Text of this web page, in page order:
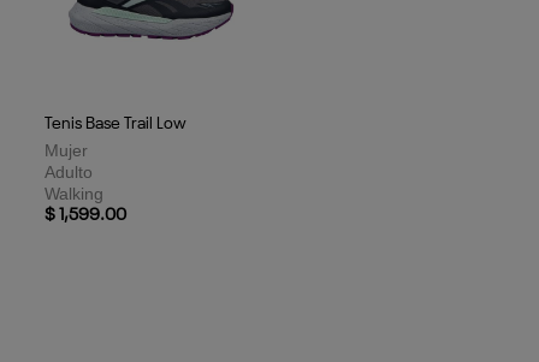
Tenis Base Trail Low
Mujer
Adulto
Walking
$ 1,599.00